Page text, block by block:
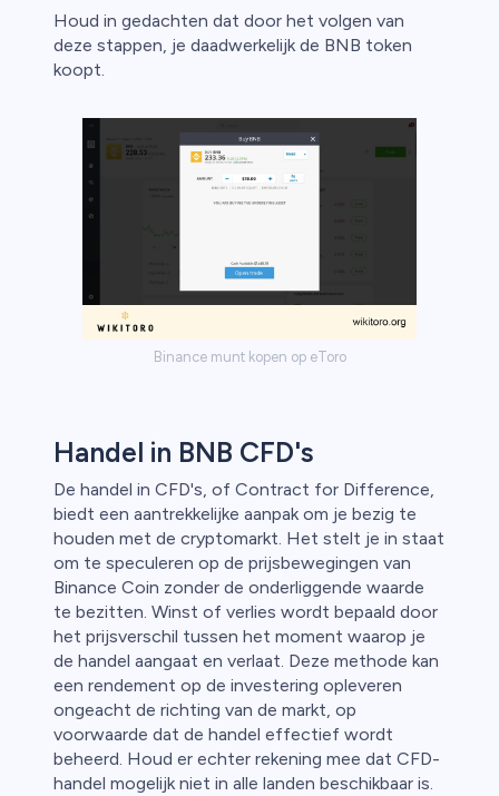
Houd in gedachten dat door het volgen van
deze stappen, je daadwerkelijk de BNB token
koopt.
Binance munt kopen op eToro
Handel in BNB CFD's
De handel in CFD's, of Contract for Difference,
biedt een aantrekkelijke aanpak om je bezig te
houden met de cryptomarkt. Het stelt je in staat
om te speculeren op de prijsbewegingen van
Binance Coin zonder de onderliggende waarde
te bezitten. Winst of verlies wordt bepaald door
het prijsverschil tussen het moment waarop je
de handel aangaat en verlaat. Deze methode kan
een rendement op de investering opleveren
ongeacht de richting van de markt, op
voorwaarde dat de handel effectief wordt
beheerd. Houd er echter rekening mee dat CFD-
handel mogelijk niet in alle landen beschikbaar is.